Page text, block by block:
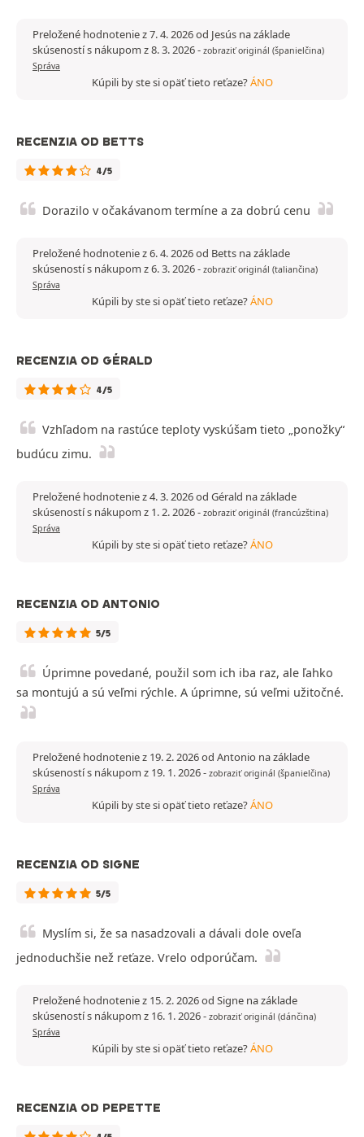
Preložené hodnotenie z 7. 4. 2026 od Jesús na základe
skúseností s nákupom z 8. 3. 2026- zobraziť originál (španielčina)
Správa
Kúpili by ste si opäť tieto reťaze?ÁNO
RECENZIA OD BETTS
4/5
Dorazilo v očakávanom termíne a za dobrú cenu
Preložené hodnotenie z 6. 4. 2026 od Betts na základe
skúseností s nákupom z 6. 3. 2026- zobraziť originál (taliančina)
Správa
Kúpili by ste si opäť tieto reťaze?ÁNO
RECENZIA OD GÉRALD
4/5
Vzhľadom na rastúce teploty vyskúšam tieto „ponožky“
budúcu zimu.
Preložené hodnotenie z 4. 3. 2026 od Gérald na základe
skúseností s nákupom z 1. 2. 2026- zobraziť originál (francúzština)
Správa
Kúpili by ste si opäť tieto reťaze?ÁNO
RECENZIA OD ANTONIO
5/5
Úprimne povedané, použil som ich iba raz, ale ľahko
sa montujú a sú veľmi rýchle. A úprimne, sú veľmi užitočné.
Preložené hodnotenie z 19. 2. 2026 od Antonio na základe
skúseností s nákupom z 19. 1. 2026- zobraziť originál (španielčina)
Správa
Kúpili by ste si opäť tieto reťaze?ÁNO
RECENZIA OD SIGNE
5/5
Myslím si, že sa nasadzovali a dávali dole oveľa
jednoduchšie než reťaze. Vrelo odporúčam.
Preložené hodnotenie z 15. 2. 2026 od Signe na základe
skúseností s nákupom z 16. 1. 2026- zobraziť originál (dánčina)
Správa
Kúpili by ste si opäť tieto reťaze?ÁNO
RECENZIA OD PEPETTE